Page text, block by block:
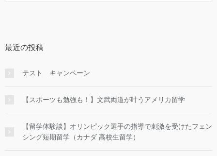
最近の投稿
テスト キャンペーン
【スポーツも勉強も！】文武両道が叶うアメリカ留学
【留学体験談】オリンピック選手の指導で刺激を受けたフェン
シング短期留学（カナダ 高校生留学）